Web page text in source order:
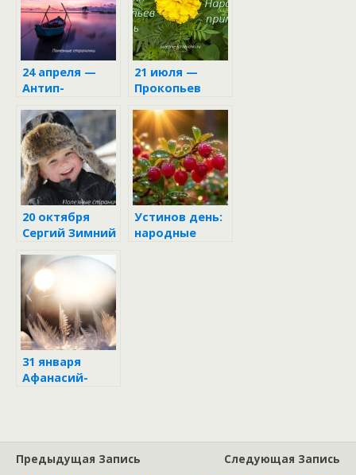
24 апреля —
Антип-
21 июля —
Прокопьев
20 октября
Сергий Зимний
Устинов день:
народные
31 января
Афанасий-
Предыдущая Запись
Следующая Запись